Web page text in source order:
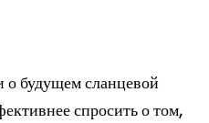
о будущем сланцевой
спросить о том,